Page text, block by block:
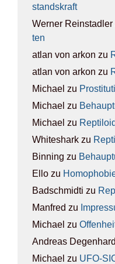
stands­kraft
Werner Reinstadler
ten
atlan von arkon zu
atlan von arkon zu
Michael zu
Michael zu
Michael zu
Whiteshark zu
Binning zu
Ello zu
Badschmidti zu
Manfred zu
Michael zu
Andreas
Michael zu UFO-